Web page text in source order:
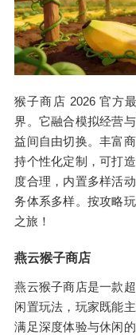
猴子商店 2026 官方
界。它融合模拟经营
益间自由切换。丰富
持个性化定制，可打
度合理，内置多样活
务体系多样。按攻略
之旅！
燕云猴子商店
燕云猴子商店是一款
闲置玩法，玩家既能
满足深度体验与休闲